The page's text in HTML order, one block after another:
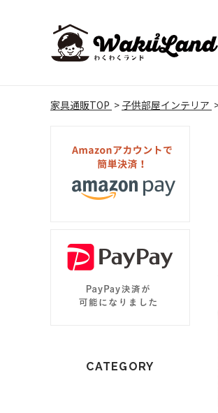
家具通販TOP 子供部屋インテリア
CATEGORY